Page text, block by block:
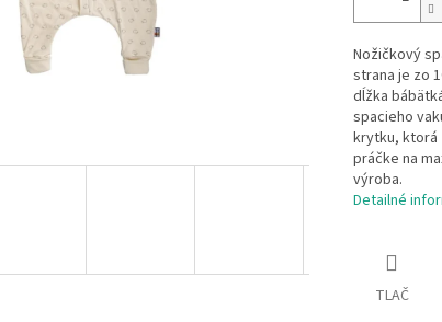
Nožičkový
strana je zo
dĺžka
spacieho
krytku, ktorá
práčke na
výroba.
Detailné
TLAČ